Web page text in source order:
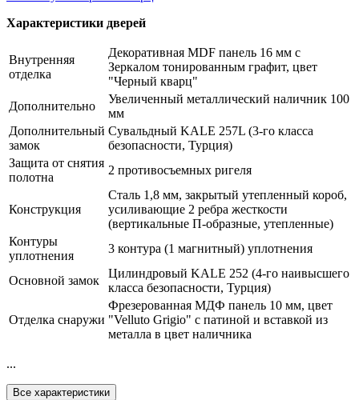
Характеристики дверей
Внутренняя
отделка
Декоративная MDF панель 16 мм с
Зеркалом тонированным графит, цвет
"Черный кварц"
Дополнительно
Увеличенный металлический наличник 100
мм
Дополнительный
замок
Сувальдный KALE 257L (3-го класса
безопасности, Турция)
Защита от снятия
полотна
2 противосъемных ригеля
Конструкция
Сталь 1,8 мм, закрытый утепленный короб,
усиливающие 2 ребра жесткости
(вертикальные П-образные, утепленные)
Контуры
уплотнения
3 контура (1 магнитный) уплотнения
Основной замок
Цилиндровый KALE 252 (4-го наивысшего
класса безопасности, Турция)
Отделка снаружи
Фрезерованная МДФ панель 10 мм, цвет
"Velluto Grigio" с патиной и вставкой из
металла в цвет наличника
...
Все характеристики